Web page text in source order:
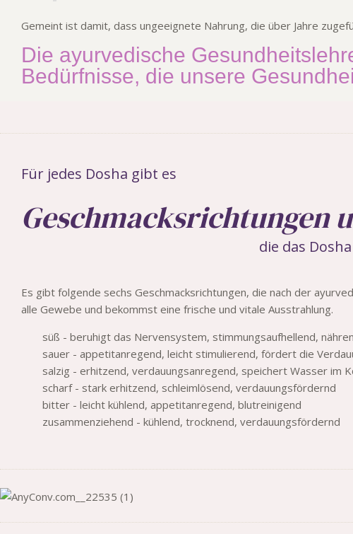
Gemeint ist damit, dass ungeeignete Nahrung, die über Jahre
Die ayurvedische
Bedürfnisse, die unsere
Für jedes Dosha gibt es
Geschmacksrichtungen
die das
Es gibt folgende sechs Geschmacksrichtungen, die nach der
alle Gewebe und bekommst eine frische und vitale Ausstrahlung.
süß - beruhigt das Nervensystem, stimmungsaufhellend,
sauer - appetitanregend, leicht stimulierend, fördert die
salzig - erhitzend, verdauungsanregend, speichert Wasser im
scharf - stark erhitzend, schleimlösend, verdauungsfördernd
bitter - leicht kühlend, appetitanregend, blutreinigend
zusammenziehend - kühlend, trocknend, verdauungsfördernd